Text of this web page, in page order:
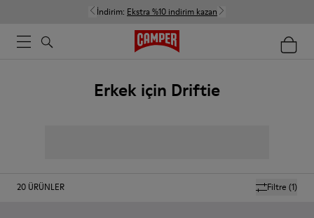
İndirim: Ekstra %10 indirim kazan
Erkek için Driftie
Filtre (1)
20 ÜRÜNLER